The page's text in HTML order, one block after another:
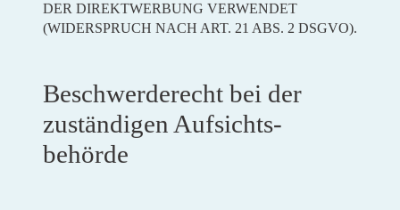
DER DIREKTWERBUNG VERWENDET
(WIDERSPRUCH NACH ART. 21 ABS. 2 DSGVO).
Beschwerde­recht bei der
zuständigen Aufsichts­
behörde